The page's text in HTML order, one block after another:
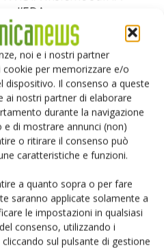
noi e i nostri partner
per memorizzare e/o
dispositivo. Il consenso a queste
nostri partner di elaborare
durante la navigazione
di mostrare annunci (non)
o ritirare il consenso può
caratteristiche e funzioni.
a quanto sopra o per fare
saranno applicate solamente a
le impostazioni in qualsiasi
consenso, utilizzando i
sul pulsante di gestione
l’EDA